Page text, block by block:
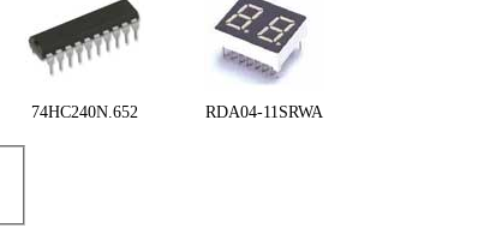
74HC240N.652 RDA04-11SRWA